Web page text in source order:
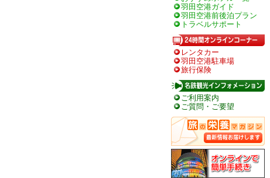
羽田空港ガイド
羽田空港前後泊プラン
トラベルサポート
レンタカー
羽田空港駐車場
旅行保険
ご利用案内
ご質問・ご要望